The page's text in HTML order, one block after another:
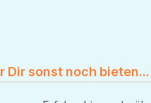
Dir sonst noch